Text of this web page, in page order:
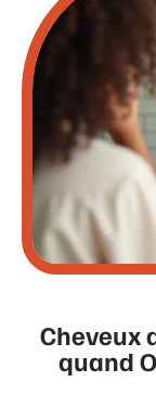
Cheveux
quand